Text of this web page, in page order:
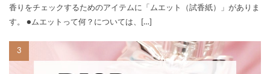
香りをチェックするためのアイテムに「ムエット（試香紙）」がありま
す。 ●ムエットって何？については、[…]